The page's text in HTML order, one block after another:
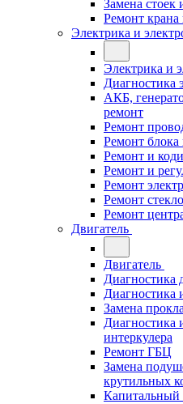
Замена стоек
Ремонт
Электрика и
Электрика и
Диагностика
АКБ,
ремонт
Ремонт
Ремонт блока
Ремонт и
Ремонт и
Ремонт
Ремонт
Ремонт
Двигатель
Двигатель
Диагностика
Диагностика
Замена
Диагностика
интеркулера
Ремонт ГБЦ
Замена
крутильных
Капитальный